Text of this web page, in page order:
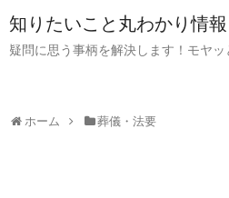
知りたいこと丸わかり情報
疑問に思う事柄を解決します！モヤ
ホーム 葬儀・法要